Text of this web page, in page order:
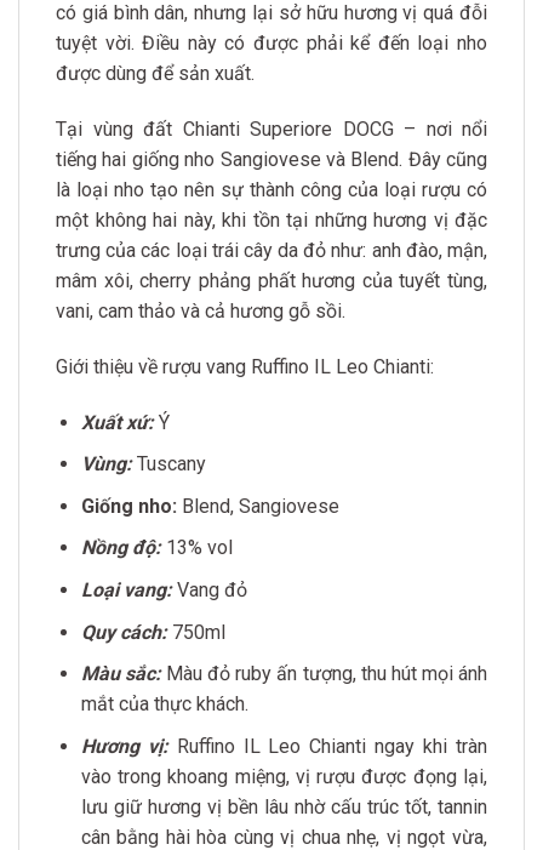
có giá bình dân, nhưng lại sở hữu hương vị quá đỗi
tuyệt vời. Điều này có được phải kể đến loại nho
được dùng để sản xuất.
Tại vùng đất Chianti Superiore DOCG – nơi nổi
tiếng hai giống nho Sangiovese và Blend. Đây cũng
là loại nho tạo nên sự thành công của loại rượu có
một không hai này, khi tồn tại những hương vị đặc
trưng của các loại trái cây da đỏ như: anh đào, mận,
mâm xôi, cherry phảng phất hương của tuyết tùng,
vani, cam thảo và cả hương gỗ sồi.
Giới thiệu về rượu vang Ruffino IL Leo Chianti:
Xuất xứ:Ý
Vùng:Tuscany
Giống nho: Blend, Sangiovese
Nồng độ:13% vol
Loại vang:Vang đỏ
Quy cách:750ml
Màu sắc:Màu đỏ ruby ấn tượng, thu hút mọi ánh
mắt của thực khách.
Hương vị:Ruffino IL Leo Chianti ngay khi tràn
vào trong khoang miệng, vị rượu được đọng lại,
lưu giữ hương vị bền lâu nhờ cấu trúc tốt, tannin
cân bằng hài hòa cùng vị chua nhẹ, vị ngọt vừa,